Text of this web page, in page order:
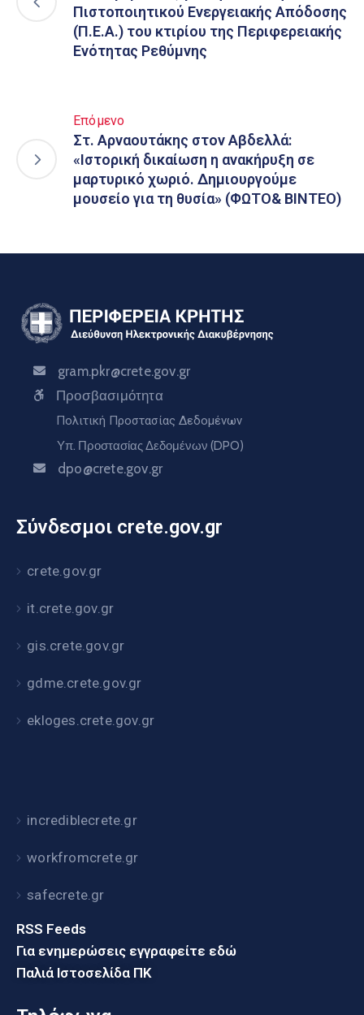
Πιστοποιητικού Ενεργειακής Απόδοσης
(Π.Ε.Α.) του κτιρίου της Περιφερειακής
Ενότητας Ρεθύμνης
Επόμενο
Στ. Αρναουτάκης στον Αβδελλά:
«Ιστορική δικαίωση η ανακήρυξη σε
μαρτυρικό χωριό. Δημιουργούμε
μουσείο για τη θυσία» (ΦΩΤΟ& ΒΙΝΤΕΟ)
gram.pkr@crete.gov.gr
Προσβασιμότητα
Πολιτική Προστασίας Δεδομένων
Υπ. Προστασίας Δεδομένων (DPO)
dpo@crete.gov.gr
Σύνδεσμοι crete.gov.gr
crete.gov.gr
it.crete.gov.gr
gis.crete.gov.gr
gdme.crete.gov.gr
ekloges.crete.gov.gr
incrediblecrete.gr
workfromcrete.gr
safecrete.gr
RSS Feeds
Για ενημερώσεις εγγραφείτε εδώ
Παλιά Ιστοσελίδα ΠΚ